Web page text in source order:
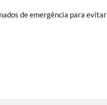
de emergência para evitar